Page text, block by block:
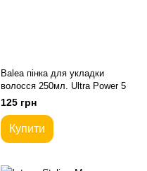
Balea пінка для укладки
волосся 250мл. Ultra Power 5
125 грн
Купити